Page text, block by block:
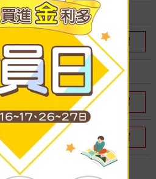
無庫存
1 我要預留
無庫存
我要預留
我要預留
無庫存